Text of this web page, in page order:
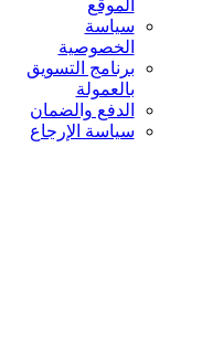
الموقع
سياسة
الخصوصية
برنامج التسويق
بالعمولة
الدفع والضمان
سياسة الإرجاع